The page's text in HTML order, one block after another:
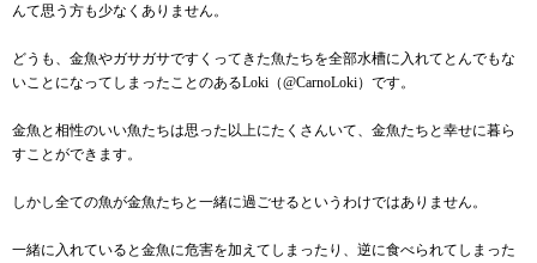
んて思う方も少なくありません。
どうも、金魚やガサガサですくってきた魚たちを全部水槽に入れてとんでもな
いことになってしまったことのあるLoki（@CarnoLoki）です。
金魚と相性のいい魚たちは思った以上にたくさんいて、金魚たちと幸せに暮ら
すことができます。
しかし全ての魚が金魚たちと一緒に過ごせるというわけではありません。
一緒に入れていると金魚に危害を加えてしまったり、逆に食べられてしまった